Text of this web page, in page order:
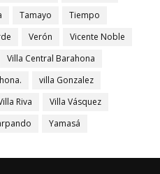
Tamayo
Tiempo
Verón
Vicente Noble
Villa Central Barahona
villa Gonzalez
Riva
Villa Vásquez
Yamasá